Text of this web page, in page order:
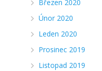
Březen 2020
Únor 2020
Leden 2020
Prosinec 2019
Listopad 2019